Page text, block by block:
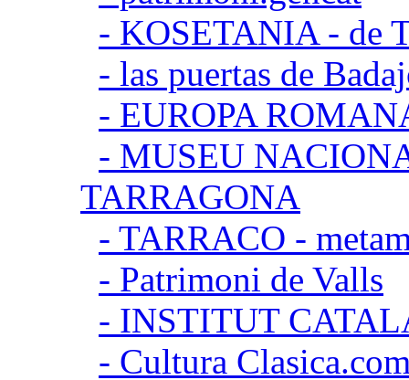
- KOSETANIA - de
- las puertas de
- EUROPA
- MUSEU
TARRAGONA
- TARRACO -
- Patrimoni de Valls
- INSTITUT
- Cultura